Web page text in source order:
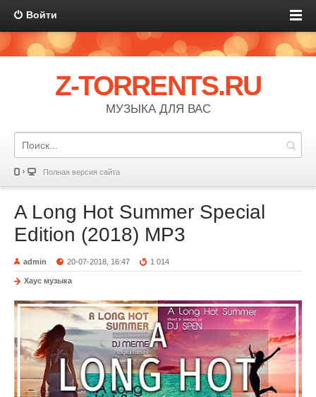
Войти
Z-TORRENTS.RU
МУЗЫКА ДЛЯ ВАС
Полная версия сайта
A Long Hot Summer Special
Edition (2018) MP3
admin 20-07-2018, 16:47 1 014
Хаус музыка